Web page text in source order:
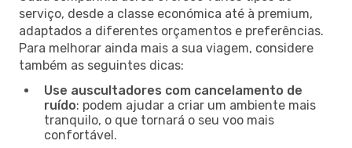
serviço, desde a classe económica até à premium,
adaptados a diferentes orçamentos e preferências.
Para melhorar ainda mais a sua viagem, considere
também as seguintes dicas:
Use auscultadores com cancelamento de
ruído: podem ajudar a criar um ambiente mais
tranquilo, o que tornará o seu voo mais
confortável.